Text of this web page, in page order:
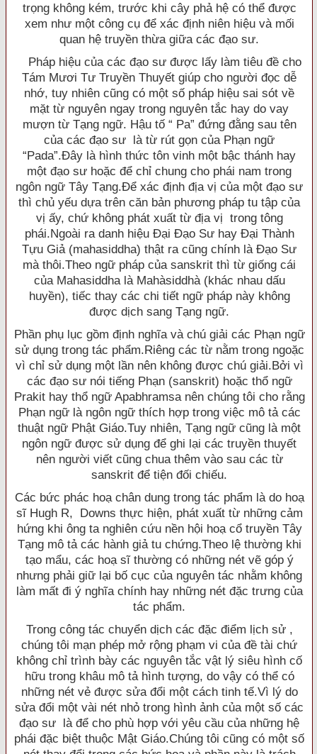
trọng không kém, trước khi cây phả hệ có thể được
xem như một công cụ để xác định niên hiệu và mối
quan hệ truyền thừa giữa các đạo sư.
Pháp hiệu của các đạo sư được lấy làm tiêu đề cho
Tám Mươi Tư Truyền Thuyết giúp cho người đọc dễ
nhớ, tuy nhiên cũng có một số pháp hiệu sai sót về
mặt từ nguyên ngay trong nguyên tắc hay do vay
mượn từ Tạng ngữ. Hậu tố “ Pa” đứng đằng sau tên
của các đạo sư là từ rút gọn của Phạn ngữ
“Pada”.Ðây là hình thức tôn vinh một bậc thánh hay
một đạo sư hoặc để chỉ chung cho phái nam trong
ngôn ngữ Tây Tạng.Ðể xác định địa vị của một đạo sư
thì chủ yếu dựa trên căn bản phương pháp tu tập của
vị ấy, chứ không phát xuất từ địa vị trong tông
phái.Ngoài ra danh hiệu Ðại Ðạo Sư hay Ðại Thành
Tựu Giả (mahasiddha) thật ra cũng chính là Ðạo Sư
mà thôi.Theo ngữ pháp của sanskrit thì từ giống cái
của Mahasiddha là Mahàsiddhà (khác nhau dấu
huyền), tiếc thay các chi tiết ngữ pháp này không
được dịch sang Tạng ngữ.
Phần phụ lục gồm định nghĩa và chú giải các Phạn ngữ
sử dụng trong tác phẩm.Riêng các từ nằm trong ngoặc
vì chỉ sử dụng một lần nên không được chú giải.Bởi vì
các đạo sư nói tiếng Phạn (sanskrit) hoặc thổ ngữ
Prakit hay thổ ngữ Apabhramsa nên chúng tôi cho rằng
Phạn ngữ là ngôn ngữ thích hợp trong việc mô tả các
thuật ngữ Phật Giáo.Tuy nhiên, Tạng ngữ cũng là một
ngôn ngữ được sử dụng để ghi lại các truyền thuyết
nên người viết cũng chua thêm vào sau các từ
sanskrit để tiện đối chiếu.
Các bức phác hoạ chân dung trong tác phẩm là do hoạ
sĩ Hugh R, Downs thực hiện, phát xuất từ những cảm
hứng khi ông ta nghiên cứu nền hội hoạ cổ truyền Tây
Tạng mô tả các hành giả tu chứng.Theo lệ thường khi
tạo mẩu, các hoạ sĩ thường có những nét vẽ góp ý
nhưng phải giữ lại bố cục của nguyên tác nhằm không
làm mất đi ý nghĩa chính hay những nét đặc trưng của
tác phẩm.
Trong công tác chuyển dịch các đặc điểm lịch sử ,
chúng tôi mạn phép mở rộng phạm vi của đề tài chứ
không chỉ trình bày các nguyên tắc vật lý siêu hình cố
hữu trong khâu mô tả hình tượng, do vậy có thể có
những nét vẻ được sửa đổi một cách tinh tế.Vì lý do
sửa đổi một vài nét nhỏ trong hình ảnh của một số các
đạo sư là để cho phù hợp với yêu cầu của những hệ
phái đặc biệt thuộc Mật Giáo.Chúng tôi cũng có một số